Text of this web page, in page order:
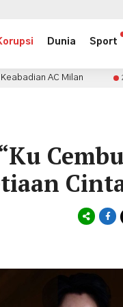
Dunia Sport
2 jam lalu DFSK